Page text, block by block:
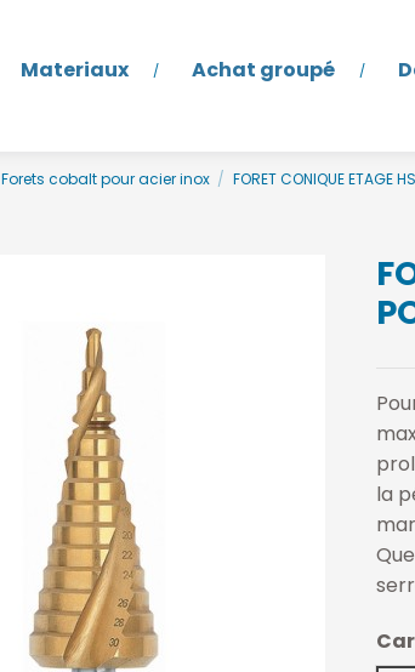
Materiaux Achat groupé
Forets cobalt pour acier inox FORET CONIQUE ETAGE
la